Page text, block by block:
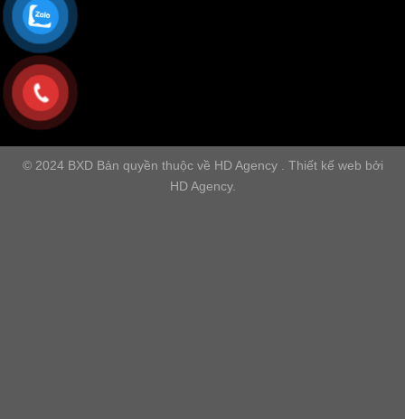
© 2024 BXD Bản quyền thuộc về HD Agency . Thiết kế web bởi
HD Agency.